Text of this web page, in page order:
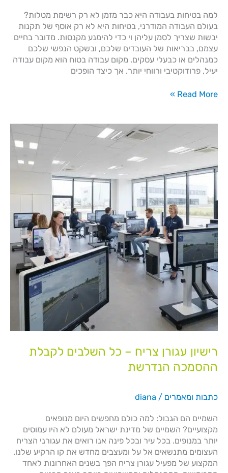
למה בטיחות בעבודה היא כבר מזמן לא רק רשימת מטלות?
בעולם העבודה המודרני, בטיחות היא לא רק אוסף של תקנות
יבשות שצריך לסמן עליהן וי כדי להימנע מקנסות. מדובר בחיים
עצמם, בבריאות של העובדים שלכם, ובשקט הנפשי שלכם
כמנהלים או כבעלי עסקים. מקום עבודה בטוח הוא מקום עבודה
יעיל, פרודוקטיבי ורווחי יותר. אך כיצד הופכים
Read More »
רישיון עגורן צריח – כל השלבים לקבלת
ההסמכה הנדרשת
כתבות ומאמרים /
diana
השמיים הם הגבול: למה כולם מחפשים היום מנופאים
מקצועיים? השמיים של מדינת ישראל מעולם לא היו עמוסים
יותר במנופים. בכל עיר ובכל פינה אנו רואים את עגורני הצריח
העצומים מתנשאים אל על ומעצבים מחדש את קו הרקיע שלנו.
המקצוע של מפעיל עגורן צריח הפך בשנים האחרונות לאחד
צריח
כל
לקבלת
ההסמכה
הנדרשת